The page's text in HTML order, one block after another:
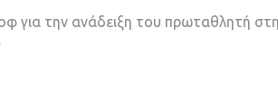
για την ανάδειξη του πρωταθλητή